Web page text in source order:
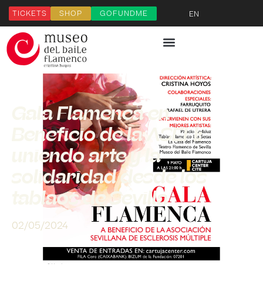
TICKETS SHOP GOFUNDME EN
Gala Flamenca en
Beneficio de la ASEM:
uniendo arte y la
solidaridad desde los
tablaos de Sevilla
02/05/2024